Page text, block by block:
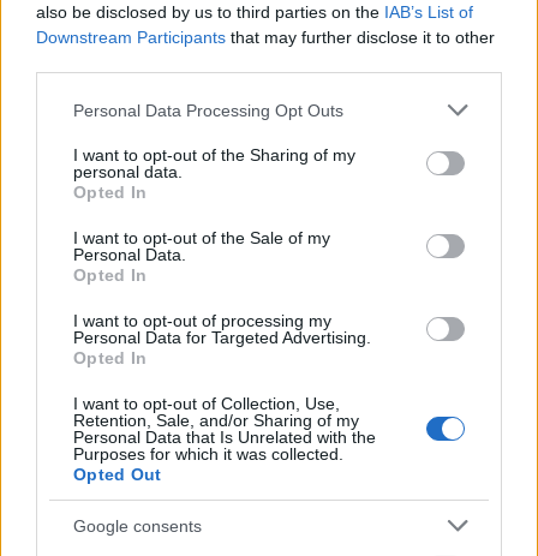
also be disclosed by us to third parties on the IAB’s List of
Downstream Participants that may further disclose it to other
Please note that this website/app uses one or more Google
not limited to your visit or usage behaviour. You may click to
grant or deny consent to Google and its third-party tags to
use your data for below specified purposes in below Google
consent section.
Personal Data Processing Opt Outs
I want to opt-out of the Sharing of my
personal data.
Opted In
I want to opt-out of the Sale of my
Personal Data.
Opted In
I want to opt-out of processing my
Personal Data for Targeted Advertising.
Opted In
I want to opt-out of Collection, Use,
Retention, Sale, and/or Sharing of my
Personal Data that Is Unrelated with the
Purposes for which it was collected.
Opted Out
Google consents
Flere store endringer
Nye ski er ikke det eneste som blir annerledes for
Niskanen i år.
Niskanen nå signert med landslaget igjen. Det
skjedde tidligere i uka, bare dager etter at den
over som hovedtrener.
Det finske skiforbundet har i år byttet ut hele
trenerteamet for landslagene. I tillegg til
Abrahamsson kommer også den norske